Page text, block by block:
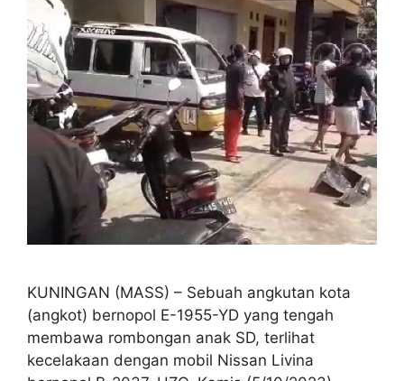
KUNINGAN (MASS) – Sebuah angkutan kota
(angkot) bernopol E-1955-YD yang tengah
membawa rombongan anak SD, terlihat
kecelakaan dengan mobil Nissan Livina